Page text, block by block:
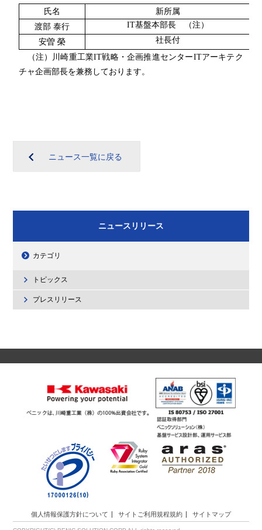
氏名
新所属
渡部 泰行
IT基盤本部長 （注）
安曽 榮
社長付
（注）川崎重工業IT戦略・企画推進センターITアーキテク
チャ企画部長を兼務しております。
ニュース一覧に戻る
ニュースリリース
カテゴリ
トピックス
プレスリリース
個人情報保護方針について サイトご利用規程規約 サイトマップ